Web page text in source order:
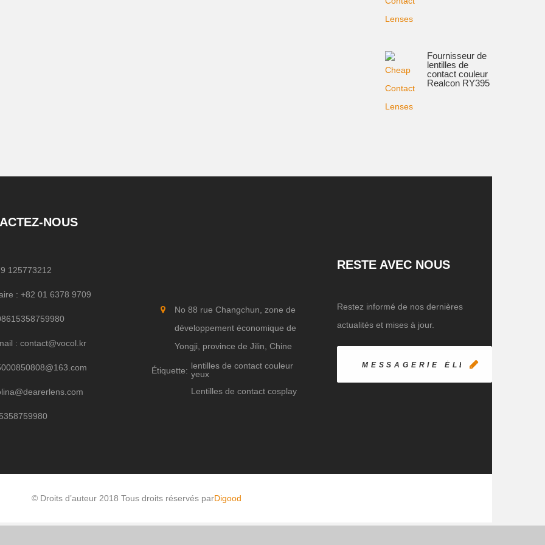
Fournisseur de
lentilles de
contact couleur
Realcon RY395
NOUS
125773212
: +82 01 6378 9709
: contact@vocol.kr
No 88 rue Changchun, zone de
développement économique de
Yongji, province de Jilin, Chine
Étiquette: lentilles de contact couleur
yeux
Lentilles de contact cosplay
RESTE AVEC NOUS
Restez informé de nos dernières
actualités et mises à jour.
© Droits d’auteur 2018 Tous droits réservés parDigood